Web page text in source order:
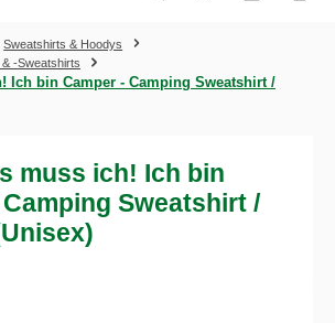
Sweatshirts & Hoodys
-Sweatshirts
Ich bin Camper - Camping Sweatshirt /
muss ich! Ich bin
Sweatshirt /